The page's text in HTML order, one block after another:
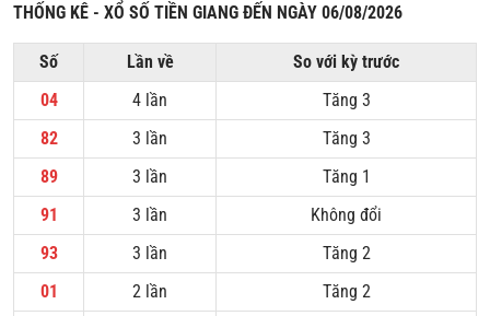
THỐNG KÊ - XỔ SỐ TIỀN GIANG ĐẾN NGÀY 06/08/2026
Số Lần về
So với kỳ trước
04
4 lần
Tăng 3
82
3 lần
Tăng 3
89
3 lần
Tăng 1
91
3 lần
Không đổi
93
3 lần
Tăng 2
01
2 lần
Tăng 2